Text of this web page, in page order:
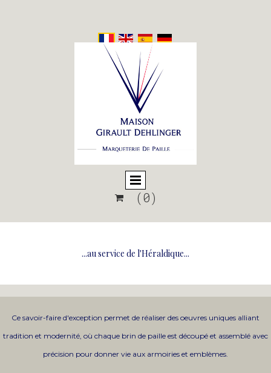
 (0)
...au service de l'Héraldique...
Ce savoir-faire d'exception permet de réaliser des oeuvres uniques alliant
tradition et modernité, où chaque brin de paille est découpé et assemblé avec
précision pour donner vie aux armoiries et emblèmes.